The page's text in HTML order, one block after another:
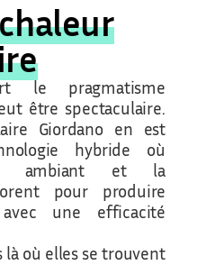
le pragmatisme
être spectaculaire.
Giordano en est
hybride où
ambiant et la
pour produire
une efficacité
là où elles se trouvent